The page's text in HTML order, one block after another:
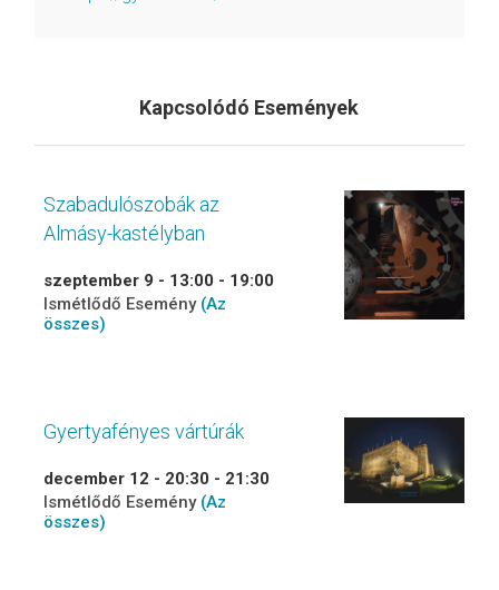
Kapcsolódó Események
Szabadulószobák az
Almásy-kastélyban
szeptember 9 - 13:00 - 19:00
Ismétlődő Esemény (Az
összes)
Gyertyafényes vártúrák
december 12 - 20:30 - 21:30
Ismétlődő Esemény (Az
összes)